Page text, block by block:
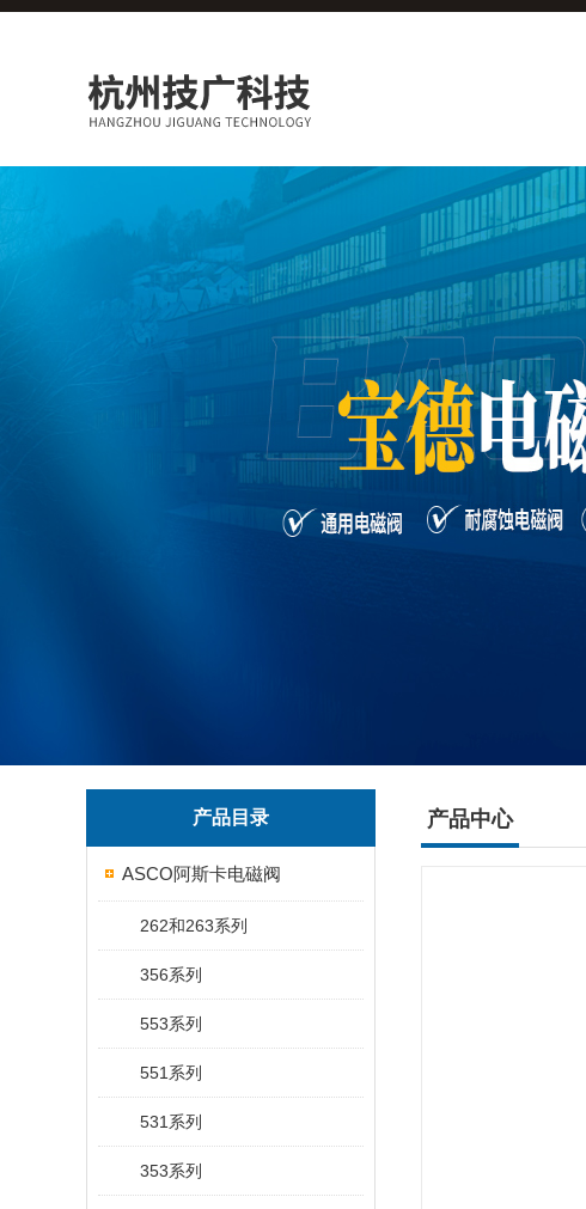
产品目录
ASCO阿斯卡电磁阀
262和263系列
356系列
553系列
551系列
531系列
353系列
产品中心